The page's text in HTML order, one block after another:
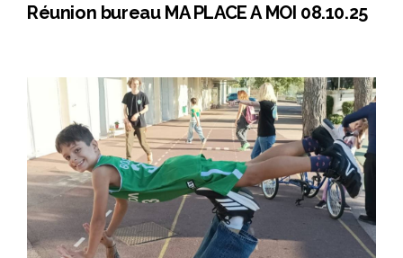
Réunion bureau MA PLACE A MOI 08.10.25